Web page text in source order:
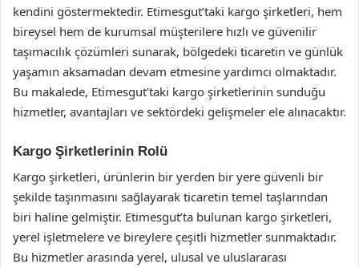
kendini göstermektedir. Etimesgut’taki kargo şirketleri, hem
bireysel hem de kurumsal müşterilere hızlı ve güvenilir
taşımacılık çözümleri sunarak, bölgedeki ticaretin ve günlük
yaşamın aksamadan devam etmesine yardımcı olmaktadır.
Bu makalede, Etimesgut’taki kargo şirketlerinin sunduğu
hizmetler, avantajları ve sektördeki gelişmeler ele alınacaktır.
Kargo Şirketlerinin Rolü
Kargo şirketleri, ürünlerin bir yerden bir yere güvenli bir
şekilde taşınmasını sağlayarak ticaretin temel taşlarından
biri haline gelmiştir. Etimesgut’ta bulunan kargo şirketleri,
yerel işletmelere ve bireylere çeşitli hizmetler sunmaktadır.
Bu hizmetler arasında yerel, ulusal ve uluslararası